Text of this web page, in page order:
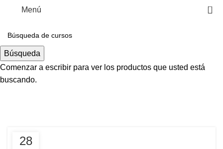
Menú 0
Puestos por
28
Búsqueda
Comenzar a escribir para ver los productos que usted está
buscando.